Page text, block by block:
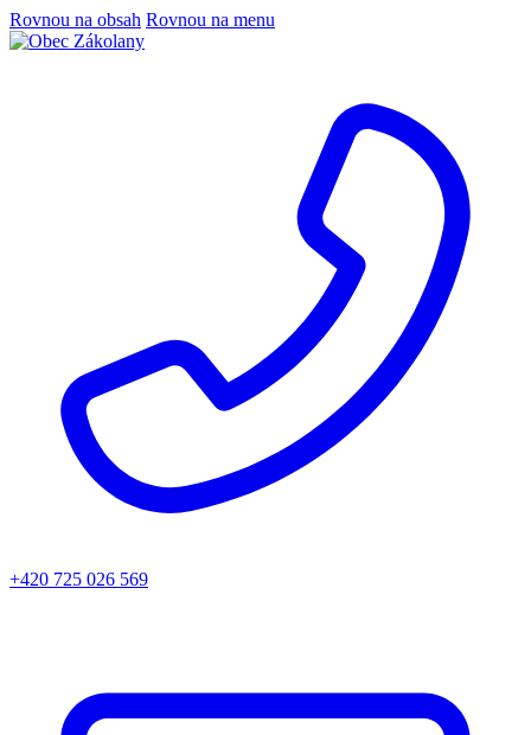
Rovnou na obsah Rovnou na menu
+420 725 026 569